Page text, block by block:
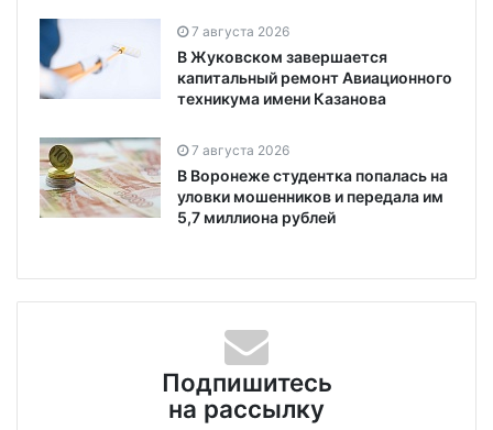
7 августа 2026
В Жуковском завершается
капитальный ремонт Авиационного
техникума имени Казанова
7 августа 2026
В Воронеже студентка попалась на
уловки мошенников и передала им
5,7 миллиона рублей
Подпишитесь
на рассылку